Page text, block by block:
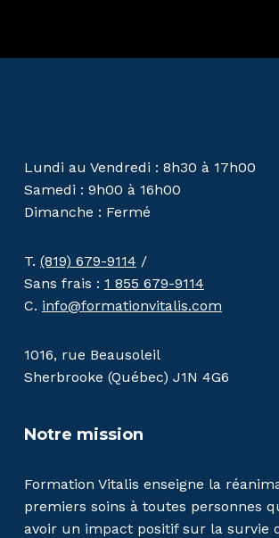
Lundi au Vendredi : 8h30 à 17h00
Samedi : 9h00 à 16h00
Dimanche : Fermé
T. (819) 679-9114 /
Sans frais : 1 855 679-9114
C. info@formationvitalis.com
1016, rue Beausoleil
Sherbrooke (Québec) J1N 4G6
Notre mission
Formation Vitalis enseigne la
premiers soins à toutes personnes
avoir un impact positif sur la survie